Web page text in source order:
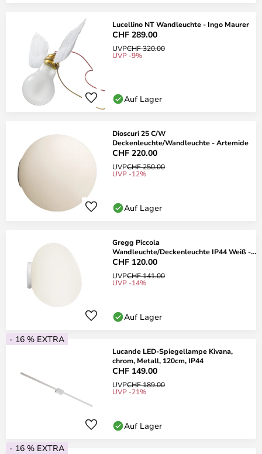
Lucellino NT Wandleuchte - Ingo Maurer
CHF 289.00
UVPCHF 320.00
UVP -9%
Auf Lager
Dioscuri 25 C/W
Deckenleuchte/Wandleuchte - Artemide
CHF 220.00
UVPCHF 250.00
UVP -12%
Auf Lager
Gregg Piccola
Wandleuchte/Deckenleuchte IP44 Weiß -
Foscarini
CHF 120.00
UVPCHF 141.00
UVP -14%
Auf Lager
- 16 % EXTRA
Lucande LED-Spiegellampe Kivana,
chrom, Metall, 120cm, IP44
CHF 149.00
UVPCHF 189.00
UVP -21%
Auf Lager
- 16 % EXTRA